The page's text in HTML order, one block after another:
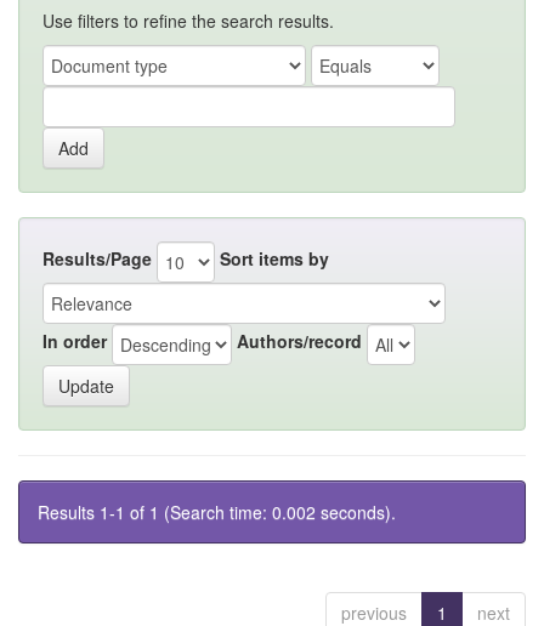
Use filters to refine the search results.
Results/Page Sort items by
In order Authors/record
Results 1-1 of 1 (Search time: 0.002 seconds).
previous 1 next